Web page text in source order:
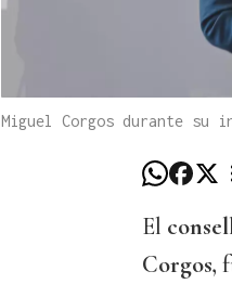
Miguel Corgos durante su
El
Corgos,